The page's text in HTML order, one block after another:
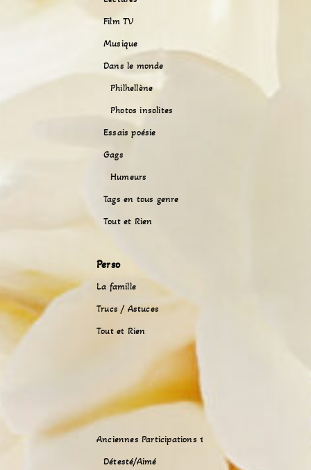
Film TV
Musique
Dans le monde
Philhellène
Photos insolites
Essais poésie
Gags
Humeurs
Tags en tous genre
Tout et Rien
Perso
La famille
Trucs / Astuces
Tout et Rien
Anciennes Participations 1
Détesté/Aimé